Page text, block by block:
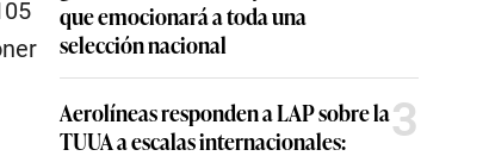
que emocionará a toda una
selección nacional
Aerolíneas responden a LAP sobre la
TUUA a escalas internacionales:
3